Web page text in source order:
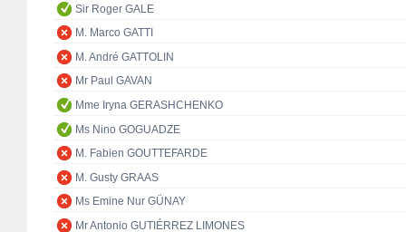
Sir Roger GALE
M. Marco GATTI
M. André GATTOLIN
Mr Paul GAVAN
Mme Iryna GERASHCHENKO
Ms Nino GOGUADZE
M. Fabien GOUTTEFARDE
M. Gusty GRAAS
Ms Emine Nur GÜNAY
Mr Antonio GUTIÉRREZ LIMONES